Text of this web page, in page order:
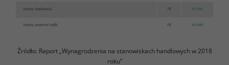
branży: bankowość 78 11 350
branży: przemysł ciężki 58 14 000
Źródło: Raport „Wynagrodzenia na stanowiskach handlowych w 2018
roku”